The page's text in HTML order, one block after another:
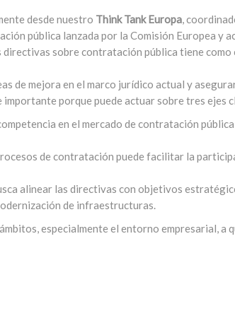
desde nuestro Think Tank Europa,
pública lanzada por la Comisión Europea y
directivas sobre contratación pública tiene
de mejora en el marco jurídico actual y
porque puede actuar sobre tres ejes
en el mercado de contratación
de contratación puede facilitar la
alinear las directivas con objetivos
de infraestructuras.
especialmente el entorno empresarial,